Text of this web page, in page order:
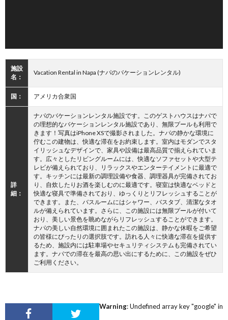
施設
名：
Vacation Rental in Napa (ナパのバケーションレンタル)
国： アメリカ合衆国
詳
細：
ナパのバケーションレンタル施設です。このゲストハウスはナパで
の理想的なバケーションレンタル施設であり、無限プールも利用で
きます！写真はiPhone XSで撮影されました。ナパの静かな環境に
佇むこの建物は、快適な滞在をお約束します。室内はモダンでスタ
イリッシュなデザインで、家具や設備は最高品質で揃えられていま
す。広々としたリビングルームには、快適なソファセットや大型テ
レビが備えられており、リラックスやエンターテイメントに最適で
す。キッチンには最新の調理設備や食器、調理器具が完備されてお
り、自炊したりお酒を楽しむのに最適です。寝室は快適なベッドと
快適な寝具で準備されており、ゆっくりとリフレッシュすることが
できます。また、バスルームにはシャワー、バスタブ、清潔なタオ
ルが備えられています。さらに、この施設には無限プールが付いて
おり、美しい景色を眺めながらリフレッシュすることができます。
ナパの美しい自然環境に囲まれたこの施設は、静かな休暇をご希望
の皆様にぴったりの選択肢です。訪れる人々に快適な滞在を提供す
るため、施設内には駐車場やセキュリティシステムも完備されてい
ます。ナパでの滞在を最高の思い出にするために、この施設をぜひ
ご利用ください。
Warning: Undefined array key "google" in